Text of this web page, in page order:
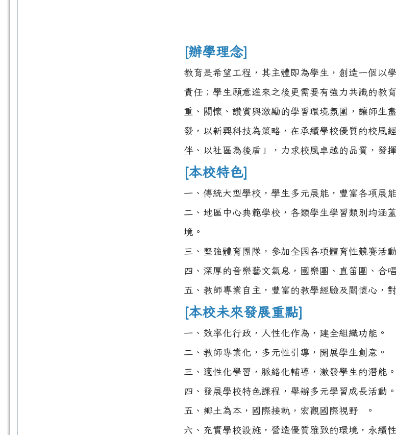
[辦學理念]
教育是希望工程，其主體即為學生，創造一個以
責任；學生願意進來之後更需要有強力共識的教
重、關懷、讚賞與激勵的學習環境氛圍，讓師生
發，以新興科技為策略，在承續學校優質的校風
伴、以社區為後盾」，力求校風卓越的品質，發
[本校特色]
一、傳統大型學校，學生多元展能，豐富各項展
二、地區中心典範學校，各類學生學習類別均涵
境。
三、堅強體育團隊，參加全國各項體育性競賽活
四、深厚的音樂藝文氣息，國樂團、直笛團、合
五、教師專業自主，豐富的教學經驗及關懷心，
[本校未來發展重點]
一、效率化行政，人性化作為，建全組織功能。
二、教師專業化，多元性引導，開展學生創意。
三、適性化學習，脈絡化輔導，激發學生的潛能。
四、發展學校特色課程，舉辦多元學習成長活動。
五、鄉土為本，國際接軌，宏觀國際視野 。
六、充實學校設施，營造優質雅致的環境，永續